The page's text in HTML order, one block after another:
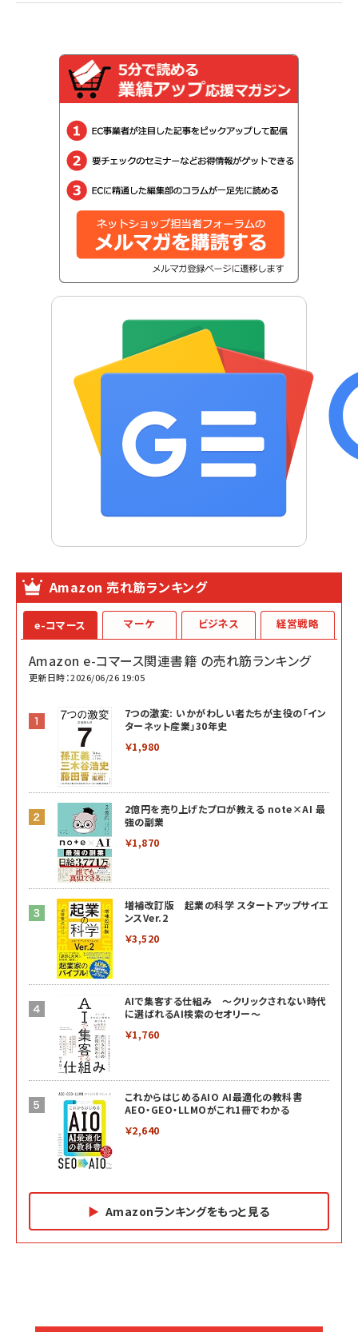
Amazon 売れ筋ランキング
e-コマース
Amazon e-コマース関連書籍 の売れ筋ランキング
更新日時：2026/06/26 19:05
7つの激変: いかがわしい者たちが主役の「イン
ターネット産業」30年史
￥1,980
2億円を売り上げたプロが教える note×AI 最
強の副業
￥1,870
増補改訂版 起業の科学 スタートアップサイエ
ンスVer.2
￥3,520
AIで集客する仕組み ～クリックされない時代
に選ばれるAI検索のセオリー～
￥1,760
これからはじめるAIO AI最適化の教科書
AEO・GEO・LLMOがこれ1冊でわかる
￥2,640
Amazonランキングをもっと見る
マーケ
強の副業
ビジネス
せるカラダ2026／宮舘涼太]
経営戦略